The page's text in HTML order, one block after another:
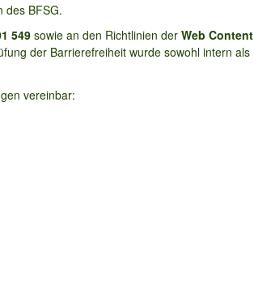
des BFSG.
549sowie an den Richtlinien der Web Content
der Barrierefreiheit wurde sowohl intern als
vereinbar: